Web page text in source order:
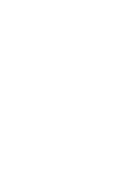
对方宗门的秘宝御
之力。高能工作室出品，爱奇艺全网独播，